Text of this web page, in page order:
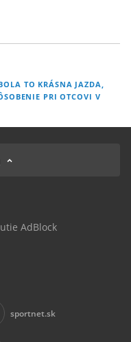
TO KRÁSNA JAZDA,
PRI OTCOVI V
AdBlock
sportnet.sk